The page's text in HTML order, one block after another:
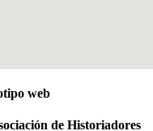
de Historiadores